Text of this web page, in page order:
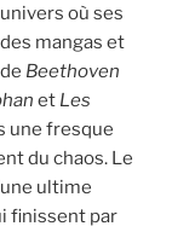
où ses
mangas et
Beethoven
et Les
une fresque
du chaos. Le
ultime
finissent par